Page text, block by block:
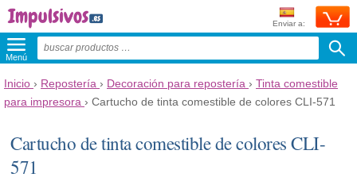
Enviar a:
Menú
Inicio › Repostería › Decoración para repostería › Tinta comestible
para impresora › Cartucho de tinta comestible de colores CLI-571
Cartucho de tinta comestible de colores CLI-
571